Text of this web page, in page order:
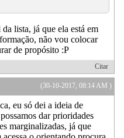
lista, já que ela está em
não vou colocar
de propósito :P
Citar
(30-10-2017, 08:14 AM )
eu só dei a ideia de
dar prioridades
marginalizadas, já que